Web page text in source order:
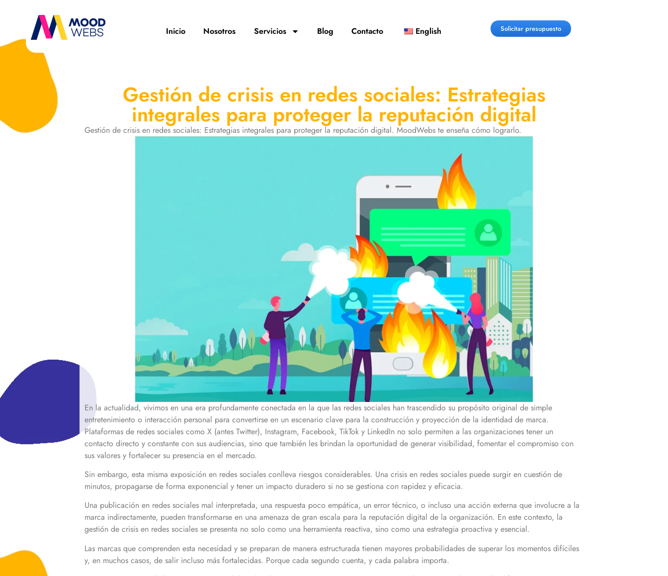
Inicio Nosotros Servicios Blog Contacto English Solicitar presupuesto
Gestión de crisis en redes sociales: Estrategias
integrales para proteger la reputación digital
Gestión de crisis en redes sociales: Estrategias integrales para proteger la reputación digital. MoodWebs te enseña cómo lograrlo.
En la actualidad, vivimos en una era profundamente conectada en la que las redes sociales han trascendido su propósito original de simple
entretenimiento o interacción personal para convertirse en un escenario clave para la construcción y proyección de la identidad de marca.
Plataformas de redes sociales como X (antes Twitter), Instagram, Facebook, TikTok y LinkedIn no solo permiten a las organizaciones tener un
contacto directo y constante con sus audiencias, sino que también les brindan la oportunidad de generar visibilidad, fomentar el compromiso con
sus valores y fortalecer su presencia en el mercado.
Sin embargo, esta misma exposición en redes sociales conlleva riesgos considerables. Una crisis en redes sociales puede surgir en cuestión de
minutos, propagarse de forma exponencial y tener un impacto duradero si no se gestiona con rapidez y eficacia.
Una publicación en redes sociales mal interpretada, una respuesta poco empática, un error técnico, o incluso una acción externa que involucre a la
marca indirectamente, pueden transformarse en una amenaza de gran escala para la reputación digital de la organización. En este contexto, la
gestión de crisis en redes sociales se presenta no solo como una herramienta reactiva, sino como una estrategia proactiva y esencial.
Las marcas que comprenden esta necesidad y se preparan de manera estructurada tienen mayores probabilidades de superar los momentos difíciles
y, en muchos casos, de salir incluso más fortalecidas. Porque cada segundo cuenta, y cada palabra importa.